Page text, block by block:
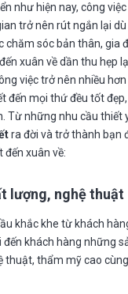
như hiện nay, công
trở nên rút ngắn lại
chăm sóc bản thân, gia
xuân về dần thu hẹp
việc trở nên nhiều
đến mọi thứ đều tốt
Từ những nhu cầu thiết
ra đời và trở thành bạn
đến xuân về:
lượng, nghệ thuật
khắc khe từ khách
đến khách hàng những
thuật, thẩm mỹ cao